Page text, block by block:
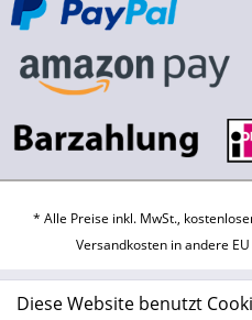
* Alle Preise inkl. MwSt.,
Versandkosten in andere
Diese Website benutzt